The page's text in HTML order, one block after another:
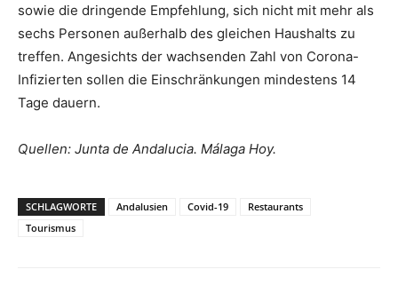
sowie die dringende Empfehlung, sich nicht mit mehr als
sechs Personen außerhalb des gleichen Haushalts zu
treffen. Angesichts der wachsenden Zahl von Corona-
Infizierten sollen die Einschränkungen mindestens 14
Tage dauern.
Quellen: Junta de Andalucia. Málaga Hoy.
SCHLAGWORTE Andalusien Covid-19
Restaurants
Tourismus